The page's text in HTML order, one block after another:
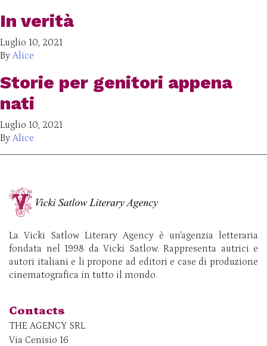
In verità
Luglio 10, 2021
By Alice
Storie per genitori appena
nati
Luglio 10, 2021
By Alice
La Vicki Satlow Literary Agency è un’agenzia letteraria
fondata nel 1998 da Vicki Satlow. Rappresenta autrici e
autori italiani e li propone ad editori e case di produzione
cinematografica in tutto il mondo.
Contacts
THE AGENCY SRL
Via Cenisio 16